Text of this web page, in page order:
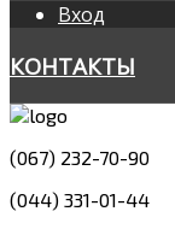
Вход
КОНТАКТЫ
(067) 232-70-90
(044) 331-01-44